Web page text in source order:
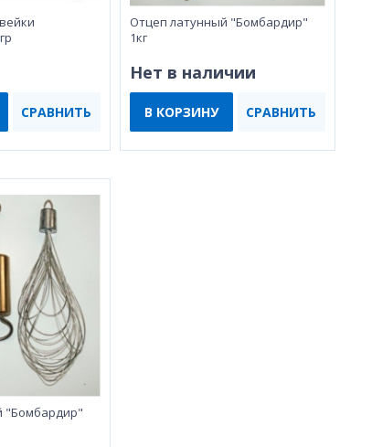
СРАВНИТЬ
Отцеп латунный "Бомбардир"
1кг
Нет в наличии
В КОРЗИНУ СРАВНИТЬ
"Бомбардир"